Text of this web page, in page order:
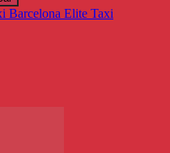
Elite Taxi